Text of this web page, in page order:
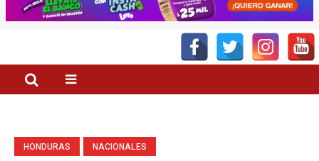
HONDURAS NACIONALES